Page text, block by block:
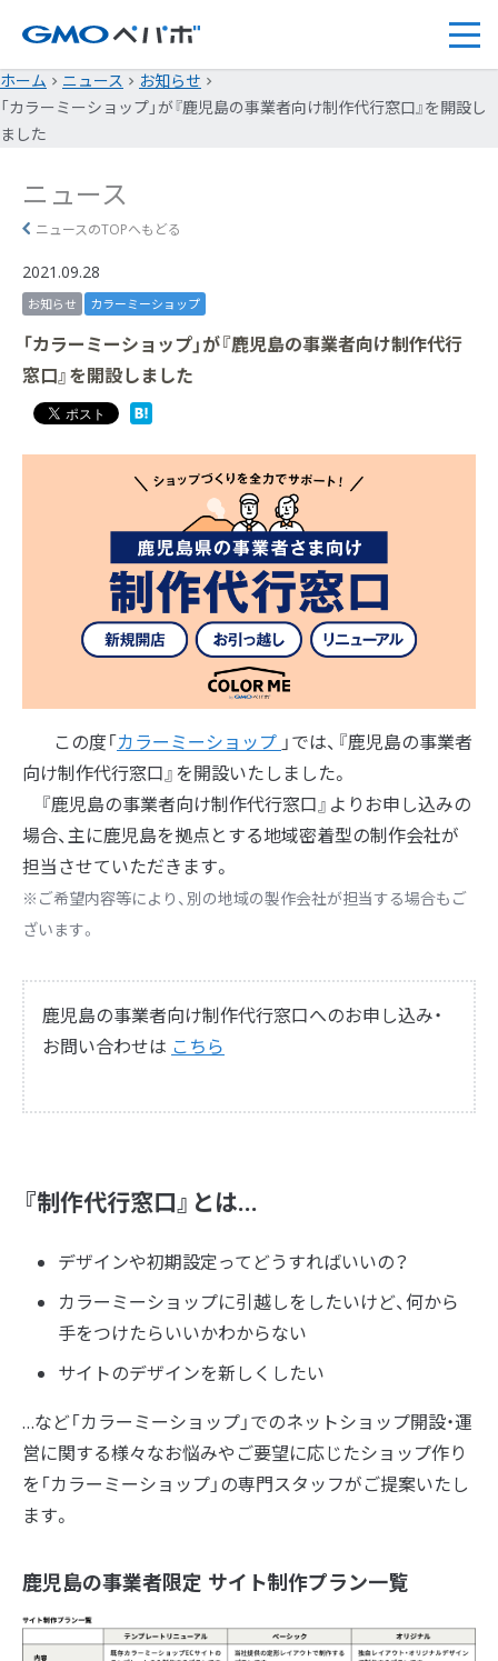
ホーム ニュース
お知らせ
「カラーミーショップ」が『鹿児島の事業者向け制作代行窓口』を開設し
ました
ニュース
ニュースのTOPへもどる
2021.09.28
お知らせ カラーミーショップ
「カラーミーショップ」が『鹿児島の事業者向け制作代行
窓口』を開設しました
この度「カラーミーショップ 」では、『鹿児島の事業者
向け制作代行窓口』を開設いたしました。
『鹿児島の事業者向け制作代行窓口』よりお申し込みの
場合、主に鹿児島を拠点とする地域密着型の制作会社が
担当させていただきます。
※ご希望内容等により、別の地域の製作会社が担当する場合もご
ざいます。
鹿児島の事業者向け制作代行窓口へのお申し込み・
お問い合わせは こちら‎
『制作代行窓口』とは…
デザインや初期設定ってどうすればいいの？
カラーミーショップに引越しをしたいけど、何から
手をつけたらいいかわからない
サイトのデザインを新しくしたい
…など「カラーミーショップ」でのネットショップ開設・運
営に関する様々なお悩みやご要望に応じたショップ作り
を「カラーミーショップ」の専門スタッフがご提案いたし
ます。
鹿児島の事業者限定 サイト制作プラン一覧